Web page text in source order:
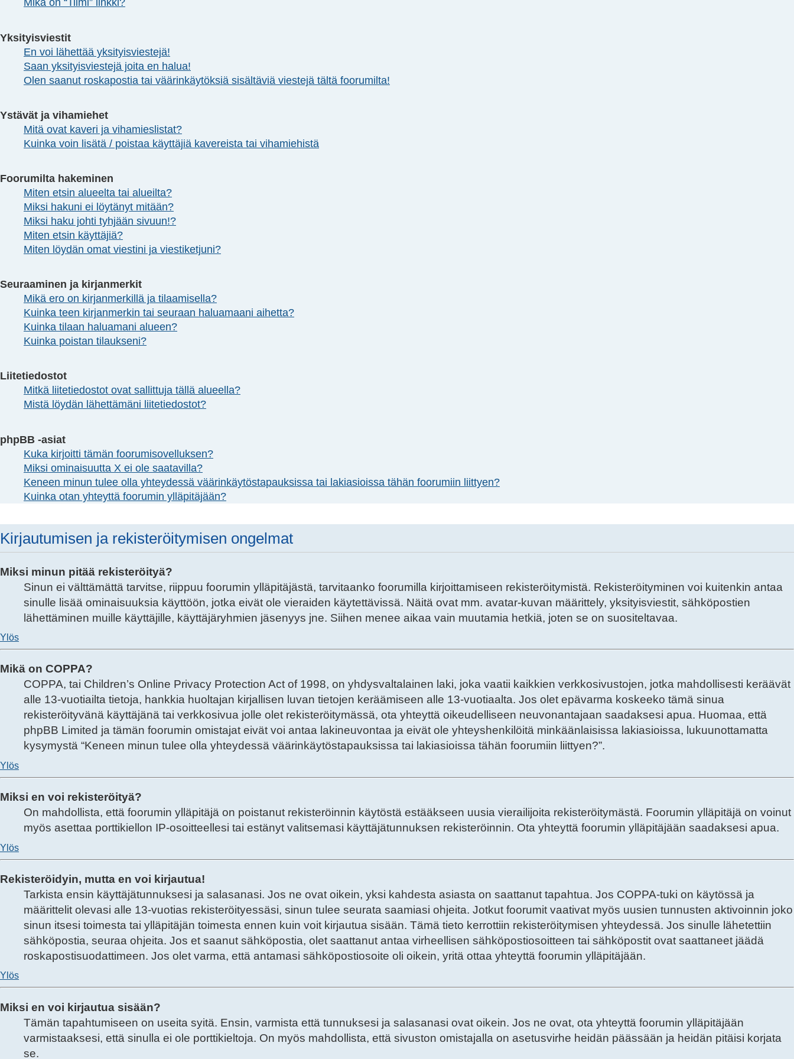
Mikä on “Tiimi” linkki?
Yksityisviestit
En voi lähettää yksityisviestejä!
Saan yksityisviestejä joita en halua!
Olen saanut roskapostia tai väärinkäytöksiä sisältäviä viestejä tältä foorumilta!
Ystävät ja vihamiehet
Mitä ovat kaveri ja vihamieslistat?
Kuinka voin lisätä / poistaa käyttäjiä kavereista tai vihamiehistä
Foorumilta hakeminen
Miten etsin alueelta tai alueilta?
Miksi hakuni ei löytänyt mitään?
Miksi haku johti tyhjään sivuun!?
Miten etsin käyttäjiä?
Miten löydän omat viestini ja viestiketjuni?
Seuraaminen ja kirjanmerkit
Mikä ero on kirjanmerkillä ja tilaamisella?
Kuinka teen kirjanmerkin tai seuraan haluamaani aihetta?
Kuinka tilaan haluamani alueen?
Kuinka poistan tilaukseni?
Liitetiedostot
Mitkä liitetiedostot ovat sallittuja tällä alueella?
Mistä löydän lähettämäni liitetiedostot?
phpBB -asiat
Kuka kirjoitti tämän foorumisovelluksen?
Miksi ominaisuutta X ei ole saatavilla?
Keneen minun tulee olla yhteydessä väärinkäytöstapauksissa tai lakiasioissa tähän foorumiin liittyen?
Kuinka otan yhteyttä foorumin ylläpitäjään?
Kirjautumisen ja rekisteröitymisen ongelmat
Miksi minun pitää rekisteröityä?
Sinun ei välttämättä tarvitse, riippuu foorumin ylläpitäjästä, tarvitaanko foorumilla kirjoittamiseen rekisteröitymistä. Rekisteröityminen voi kuitenkin antaa
sinulle lisää ominaisuuksia käyttöön, jotka eivät ole vieraiden käytettävissä. Näitä ovat mm. avatar-kuvan määrittely, yksityisviestit, sähköpostien
lähettäminen muille käyttäjille, käyttäjäryhmien jäsenyys jne. Siihen menee aikaa vain muutamia hetkiä, joten se on suositeltavaa.
Ylös
Mikä on COPPA?
COPPA, tai Children’s Online Privacy Protection Act of 1998, on yhdysvaltalainen laki, joka vaatii kaikkien verkkosivustojen, jotka mahdollisesti keräävät
alle 13-vuotiailta tietoja, hankkia huoltajan kirjallisen luvan tietojen keräämiseen alle 13-vuotiaalta. Jos olet epävarma koskeeko tämä sinua
rekisteröityvänä käyttäjänä tai verkkosivua jolle olet rekisteröitymässä, ota yhteyttä oikeudelliseen neuvonantajaan saadaksesi apua. Huomaa, että
phpBB Limited ja tämän foorumin omistajat eivät voi antaa lakineuvontaa ja eivät ole yhteyshenkilöitä minkäänlaisissa lakiasioissa, lukuunottamatta
kysymystä “Keneen minun tulee olla yhteydessä väärinkäytöstapauksissa tai lakiasioissa tähän foorumiin liittyen?”.
Ylös
Miksi en voi rekisteröityä?
On mahdollista, että foorumin ylläpitäjä on poistanut rekisteröinnin käytöstä estääkseen uusia vierailijoita rekisteröitymästä. Foorumin ylläpitäjä on voinut
myös asettaa porttikiellon IP-osoitteellesi tai estänyt valitsemasi käyttäjätunnuksen rekisteröinnin. Ota yhteyttä foorumin ylläpitäjään saadaksesi apua.
Ylös
Rekisteröidyin, mutta en voi kirjautua!
Tarkista ensin käyttäjätunnuksesi ja salasanasi. Jos ne ovat oikein, yksi kahdesta asiasta on saattanut tapahtua. Jos COPPA-tuki on käytössä ja
määrittelit olevasi alle 13-vuotias rekisteröityessäsi, sinun tulee seurata saamiasi ohjeita. Jotkut foorumit vaativat myös uusien tunnusten aktivoinnin joko
sinun itsesi toimesta tai ylläpitäjän toimesta ennen kuin voit kirjautua sisään. Tämä tieto kerrottiin rekisteröitymisen yhteydessä. Jos sinulle lähetettiin
sähköpostia, seuraa ohjeita. Jos et saanut sähköpostia, olet saattanut antaa virheellisen sähköpostiosoitteen tai sähköpostit ovat saattaneet jäädä
roskapostisuodattimeen. Jos olet varma, että antamasi sähköpostiosoite oli oikein, yritä ottaa yhteyttä foorumin ylläpitäjään.
Ylös
Miksi en voi kirjautua sisään?
Tämän tapahtumiseen on useita syitä. Ensin, varmista että tunnuksesi ja salasanasi ovat oikein. Jos ne ovat, ota yhteyttä foorumin ylläpitäjään
varmistaaksesi, että sinulla ei ole porttikieltoja. On myös mahdollista, että sivuston omistajalla on asetusvirhe heidän päässään ja heidän pitäisi korjata
se.